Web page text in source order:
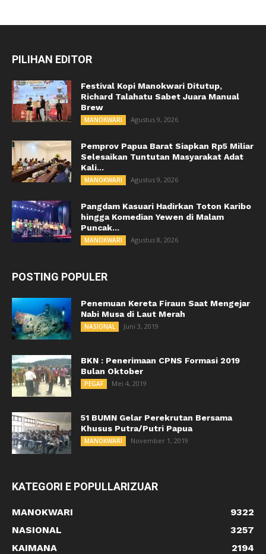
PILIHAN EDITOR
Festival Kopi Manokwari Ditutup,
Richard Talahatu Sabet Juara Manual
Brew
MANOKWARI Agustus 9, 2026
Pemprov Papua Barat Siapkan Rp5 Miliar
Selesaikan Tuntutan Masyarakat Adat
Kali...
MANOKWARI Agustus 9, 2026
Pangdam Kasuari Hadirkan Toton Karibo
hingga Komedian Yewen di Malam
Puncak...
MANOKWARI Agustus 8, 2026
POSTING POPULER
Penemuan Kereta Firaun Saat Mengejar
Nabi Musa di Laut Merah
NASIONAL Juni 3, 2019
BKN : Penerimaan CPNS Formasi 2019
Bulan Oktober
PEGAF Mei 4, 2019
51 BUMN Gelar Perekrutan Bersama
Khusus Putra/Putri Papua
MANOKWARI November 1, 2019
KATEGORI E POPULLARIZUAR
MANOKWARI
9322
NASIONAL
3257
KAIMANA
2194